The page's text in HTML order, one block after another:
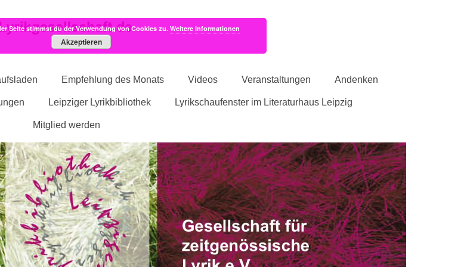
Empfehlung des Monats Videos Veranstaltungen Andenken
Leipziger Lyrikbibliothek Lyrikschaufenster im Literaturhaus Leipzig
Mitglied werden
Seite stimmst du der Verwendung von Cookies zu. Weitere Informationen
Akzeptieren